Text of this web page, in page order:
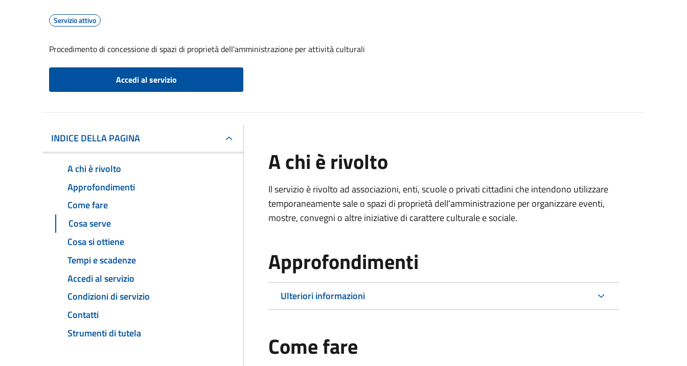
Servizio attivo
Procedimento di concessione di spazi di proprietà dell'amministrazione per attività culturali
Accedi al servizio
INDICE DELLA PAGINA
A chi è rivolto
Approfondimenti
Come fare
Cosa serve
Cosa si ottiene
Tempi e scadenze
Accedi al servizio
Condizioni di servizio
Contatti
Strumenti di tutela
A chi è rivolto
Il servizio è rivolto ad associazioni, enti, scuole o privati cittadini che intendono utilizzare
temporaneamente sale o spazi di proprietà dell'amministrazione per organizzare eventi,
mostre, convegni o altre iniziative di carattere culturale e sociale.
Approfondimenti
Ulteriori informazioni
Come fare